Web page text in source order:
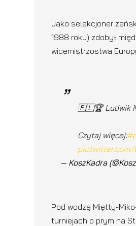
Jako selekcjoner
1988 roku) zdobył
wicemistrzostwa
🇵🇱🏆 Ludwik
Czytaj więcej:
pic.twitter.com/
— KoszKadra
Pod wodzą Miętty-
turniejach o prym na